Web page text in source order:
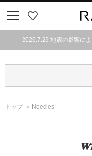
気
2026.7.29 地震の影響に
トップ Needles